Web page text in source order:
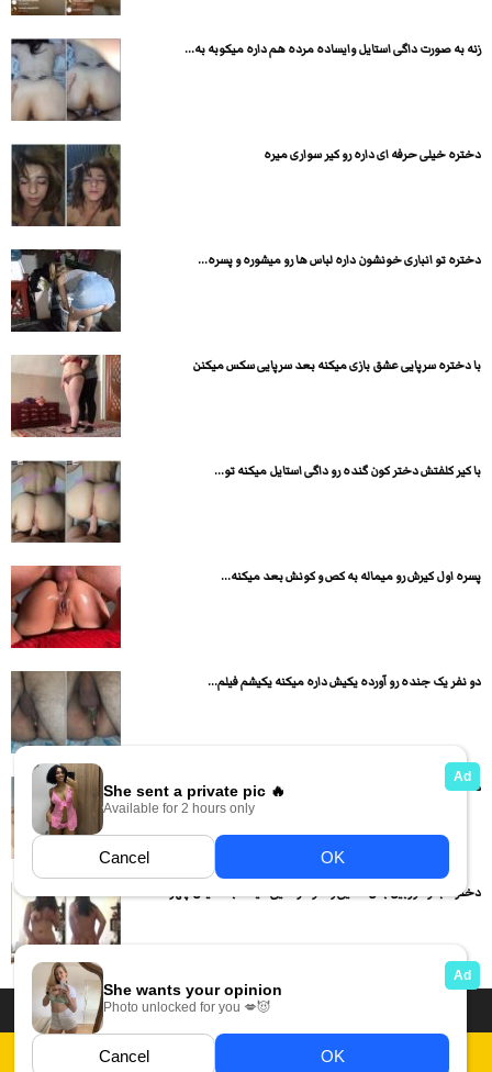
زنه به صورت داگی استایل وایساده مرده هم داره میکوبه به...
دختره خیلی حرفه ای داره رو کیر سواری میره
دختره تو انباری خونشون داره لباس ها رو میشوره و پسره...
با دختره سرپایی عشق بازی میکنه بعد سرپایی سکس میکنن
با کیر کلفتش دختر کون گنده رو داگی استایل میکنه تو...
پسره اول کیرش رو میماله به کص و کونش بعد میکنه...
دو نفر یک جنده رو آورده یکیش داره میکنه یکیشم فیلم...
دختره لباس هاش رو در اورده و بدن نمایی و کص...
دختره جلو دوربین بدن نمایی و خودارضایی میکنه با نمایش چهره
دسته بندی فیلم های سکسی داستان سکسی ایرانی